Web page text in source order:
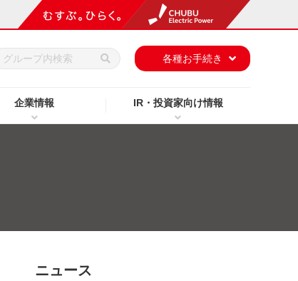
企業情報 IR・投資家向け情報
各種お手続き
ニュース